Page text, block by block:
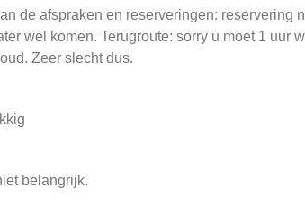
de afspraken en reserveringen: reservering
wel komen. Terugroute: sorry u moet 1 uur
Zeer slecht dus.
belangrijk.